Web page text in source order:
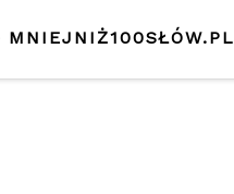
MNIEJNIŻ100SŁÓW.PL